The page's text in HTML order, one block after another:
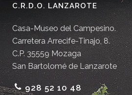
C.R.D.O. LANZAROTE
Casa-Museo del Campesino.
Carretera Arrecife-Tinajo, 8.
C.P. 35559 Mozaga
San Bartolomé de Lanzarote
928 52 10 48